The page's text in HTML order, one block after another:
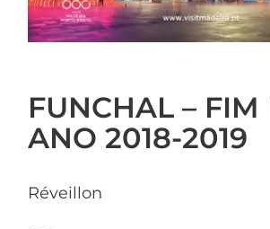
FUNCHAL – FIM
ANO 2018-2019
Réveillon